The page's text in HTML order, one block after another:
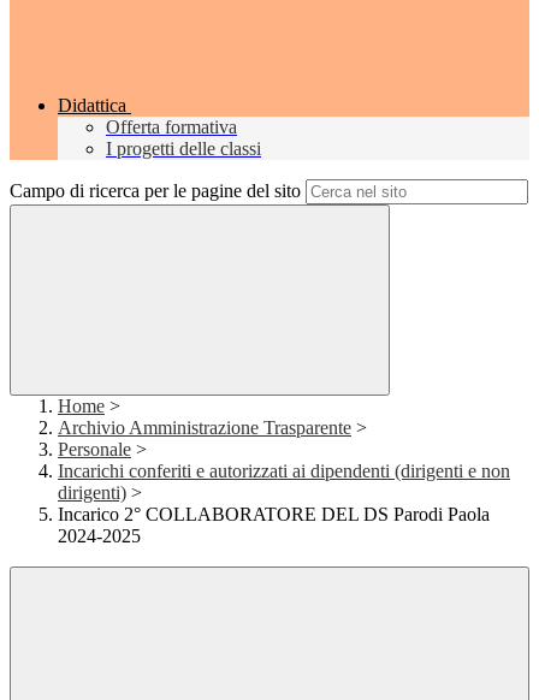
Didattica
Offerta formativa
I progetti delle classi
Campo di ricerca per le pagine del sito
Home >
Archivio Amministrazione Trasparente >
Personale >
Incarichi conferiti e autorizzati ai dipendenti (dirigenti e non
dirigenti) >
Incarico 2° COLLABORATORE DEL DS Parodi Paola
2024-2025